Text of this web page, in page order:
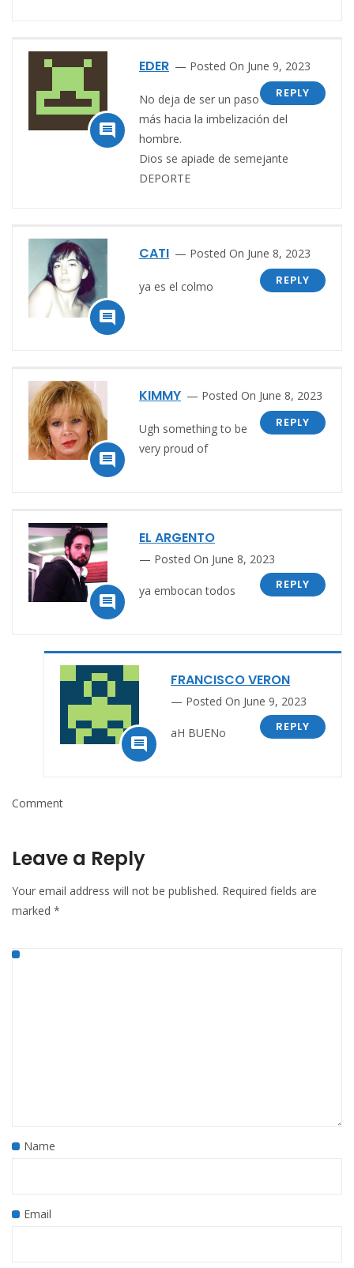

EDER
Posted On June 9, 2023
REPLY
No deja de ser un paso
más hacia la imbelización del
hombre.
Dios se apiade de semejante
DEPORTE

CATI
Posted On June 8, 2023
REPLY
ya es el colmo

KIMMY
Posted On June 8, 2023
REPLY
Ugh something to be
very proud of

EL ARGENTO
Posted On June 8, 2023
REPLY
ya embocan todos

FRANCISCO VERON
Posted On June 9, 2023
REPLY
aH BUENo
Comment
Leave a Reply
Your email address will not be published. Required fields are
marked *
Name
Email